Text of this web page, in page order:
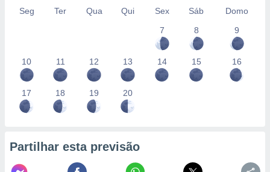
Seg Ter Qua Qui Sex Sáb
Domo
7
8 9
10 11 12 13 14 15 16
17 18 19 20
Partilhar esta previsão